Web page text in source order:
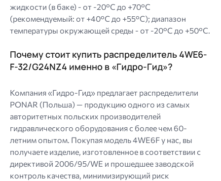
жидкости (в баке) - от -20°C до +70°C
(рекомендуемый: от +40°C до +55°C); диапазон
температуры окружающей среды - от -20°C до +50°C.
Почему стоит купить распределитель 4WE6-
F-32/G24NZ4 именно в «Гидро-Гид»?
Компания «Гидро-Гид» предлагает распределители
PONAR (Польша) — продукцию одного из самых
авторитетных польских производителей
гидравлического оборудования с более чем 60-
летним опытом. Покупая модель 4WE6F у нас, вы
получаете изделие, изготовленное в соответствии с
директивой 2006/95/WE и прошедшее заводской
контроль качества, минимизирующий риск